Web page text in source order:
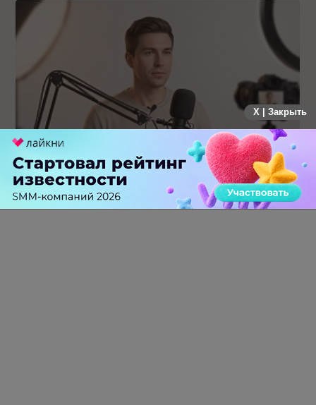
Российский рынок инфлюенс-маркетинга вошел в фазу
стагнации после нескольких лет роста
X | Закрыть